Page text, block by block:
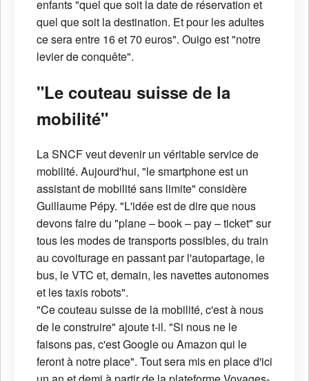
enfants "quel que soit la date de réservation et
quel que soit la destination. Et pour les adultes
ce sera entre 16 et 70 euros". Ouigo est "notre
levier de conquête".
"Le couteau suisse de la
mobilité"
La SNCF veut devenir un véritable service de
mobilité. Aujourd'hui, "le smartphone est un
assistant de mobilité sans limite" considère
Guillaume Pépy. "L'idée est de dire que nous
devons faire du "plane – book – pay – ticket" sur
tous les modes de transports possibles, du train
au covoiturage en passant par l'autopartage, le
bus, le VTC et, demain, les navettes autonomes
et les taxis robots".
"Ce couteau suisse de la mobilité, c'est à nous
de le construire" ajoute t-il. "Si nous ne le
faisons pas, c'est Google ou Amazon qui le
feront à notre place". Tout sera mis en place d'ici